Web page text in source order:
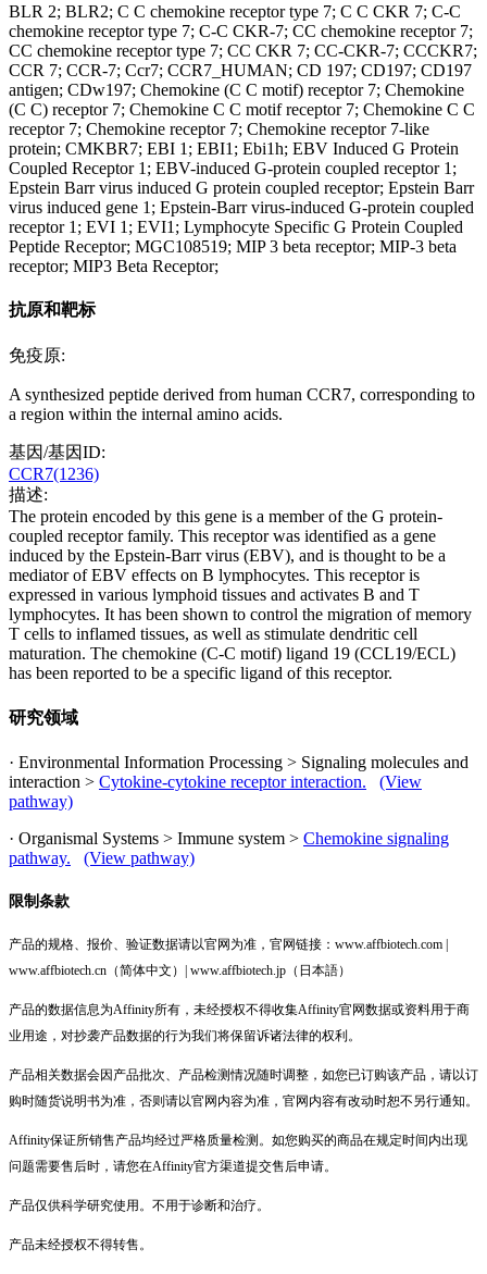
BLR 2; BLR2; C C chemokine receptor type 7; C C CKR 7; C-C
chemokine receptor type 7; C-C CKR-7; CC chemokine receptor 7;
CC chemokine receptor type 7; CC CKR 7; CC-CKR-7; CCCKR7;
CCR 7; CCR-7; Ccr7; CCR7_HUMAN; CD 197; CD197; CD197
antigen; CDw197; Chemokine (C C motif) receptor 7; Chemokine
(C C) receptor 7; Chemokine C C motif receptor 7; Chemokine C C
receptor 7; Chemokine receptor 7; Chemokine receptor 7-like
protein; CMKBR7; EBI 1; EBI1; Ebi1h; EBV Induced G Protein
Coupled Receptor 1; EBV-induced G-protein coupled receptor 1;
Epstein Barr virus induced G protein coupled receptor; Epstein Barr
virus induced gene 1; Epstein-Barr virus-induced G-protein coupled
receptor 1; EVI 1; EVI1; Lymphocyte Specific G Protein Coupled
Peptide Receptor; MGC108519; MIP 3 beta receptor; MIP-3 beta
receptor; MIP3 Beta Receptor;
抗原和靶标
免疫原:
A synthesized peptide derived from human CCR7, corresponding to
a region within the internal amino acids.
基因/基因ID:
CCR7(1236)
描述:
The protein encoded by this gene is a member of the G protein-
coupled receptor family. This receptor was identified as a gene
induced by the Epstein-Barr virus (EBV), and is thought to be a
mediator of EBV effects on B lymphocytes. This receptor is
expressed in various lymphoid tissues and activates B and T
lymphocytes. It has been shown to control the migration of memory
T cells to inflamed tissues, as well as stimulate dendritic cell
maturation. The chemokine (C-C motif) ligand 19 (CCL19/ECL)
has been reported to be a specific ligand of this receptor.
研究领域
· Environmental Information Processing > Signaling molecules and
interaction > Cytokine-cytokine receptor interaction.
(View
pathway)
· Organismal Systems > Immune system > Chemokine signaling
pathway.
(View pathway)
限制条款
产品的规格、报价、验证数据请以官网为准，官网链接：www.affbiotech.com |
www.affbiotech.cn（简体中文）| www.affbiotech.jp（日本語）
产品的数据信息为Affinity所有，未经授权不得收集Affinity官网数据或资料用于商
业用途，对抄袭产品数据的行为我们将保留诉诸法律的权利。
产品相关数据会因产品批次、产品检测情况随时调整，如您已订购该产品，请以订
购时随货说明书为准，否则请以官网内容为准，官网内容有改动时恕不另行通知。
Affinity保证所销售产品均经过严格质量检测。如您购买的商品在规定时间内出现
问题需要售后时，请您在Affinity官方渠道提交售后申请。
产品仅供科学研究使用。不用于诊断和治疗。
产品未经授权不得转售。